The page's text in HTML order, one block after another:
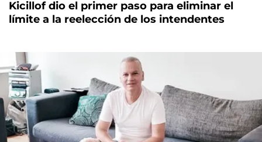
Kicillof dio el primer paso para eliminar el
límite a la reelección de los intendentes